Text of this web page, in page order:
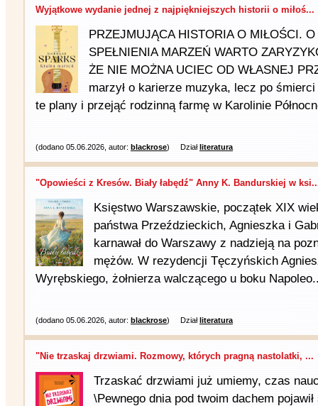
Wyjątkowe wydanie jednej z najpiękniejszych historii o miłoś...
PRZEJMUJĄCA HISTORIA O MIŁOŚCI.
SPEŁNIENIA MARZEŃ WARTO
ŻE NIE MOŻNA UCIEC OD WŁASNEJ
marzył o karierze muzyka, lecz po
te plany i przejąć rodzinną farmę w Karolinie
(dodano 05.06.2026, autor: blackrose) Działliteratura
"Opowieści z Kresów. Biały łabędź" Anny K. Bandurskiej w
Księstwo Warszawskie, początek XIX
państwa Przeździeckich, Agnieszka i
karnawał do Warszawy z nadzieją na
mężów. W rezydencji Tęczyńskich
Wyrębskiego, żołnierza walczącego u boku
(dodano 05.06.2026, autor: blackrose) Działliteratura
"Nie trzaskaj drzwiami. Rozmowy, których pragną nastolatki, ...
Trzaskać drzwiami już umiemy, czas
\Pewnego dnia pod twoim dachem